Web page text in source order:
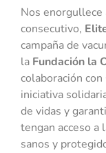
Nos enorgullece
consecutivo,
campaña de
la Fundación la
colaboración con
iniciativa
de vidas y
tengan acceso a
sanos y